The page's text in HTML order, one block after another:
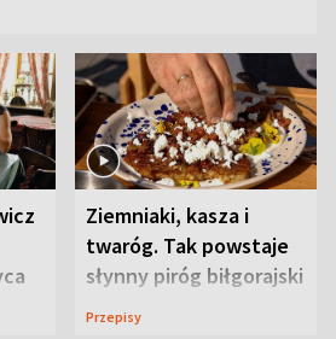
Ziemniaki, kasza i
twaróg. Tak powstaje
słynny piróg biłgorajski
Przepisy